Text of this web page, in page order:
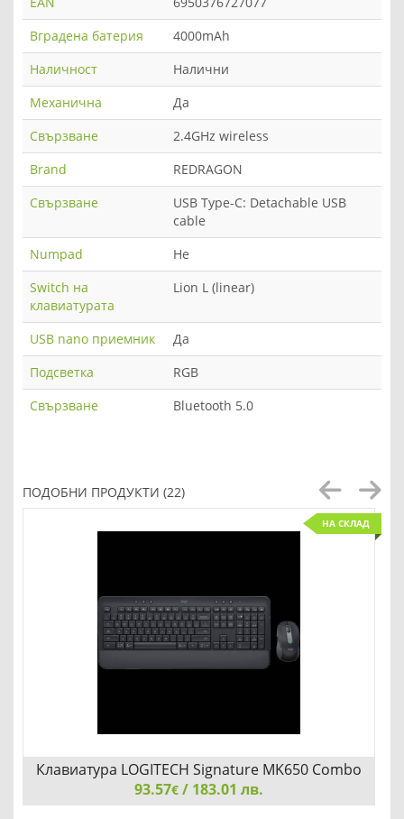
Вградена батерия
4000mAh
Наличност
Налични
Механична
Да
Свързване
2.4GHz wireless
Brand
REDRAGON
Свързване
USB Type-C: Detachable USB
cable
Numpad
Не
Switch на
клавиатурата
Lion L (linear)
USB nano приемник
Да
Подсветка
RGB
Свързване
Bluetooth 5.0
ПОДОБНИ ПРОДУКТИ (22)
НА СКЛАД
Клавиатура LOGITECH Signature MK650 Combo
for Business 920-011004 - графит
93.57€ / 183.01 лв.